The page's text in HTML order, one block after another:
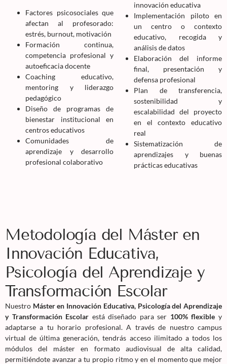
Factores psicosociales que
afectan al profesorado:
estrés, burnout, motivación
Formación continua,
competencia profesional y
autoeficacia docente
Coaching educativo,
mentoring y liderazgo
pedagógico
Diseño de programas de
bienestar institucional en
centros educativos
Comunidades de
aprendizaje y desarrollo
profesional colaborativo
innovación educativa
Implementación piloto en
un centro o contexto
educativo, recogida y
análisis de datos
Elaboración del informe
final, presentación y
defensa profesional
Plan de transferencia,
sostenibilidad y
escalabilidad del proyecto
en el contexto educativo
real
Sistematización de
aprendizajes y buenas
prácticas educativas
Metodología del Máster en
Innovación Educativa,
Psicología del Aprendizaje y
Transformación Escolar
Nuestro Máster en Innovación Educativa, Psicología del Aprendizaje
y Transformación Escolar está diseñado para ser 100% flexible y
adaptarse a tu horario profesional. A través de nuestro campus
virtual de última generación, tendrás acceso ilimitado a todos los
módulos del máster en formato audiovisual de alta calidad,
permitiéndote avanzar a tu propio ritmo y en el momento que mejor